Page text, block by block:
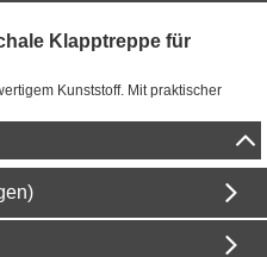
Klapptreppe für
Kunststoff. Mit praktischer